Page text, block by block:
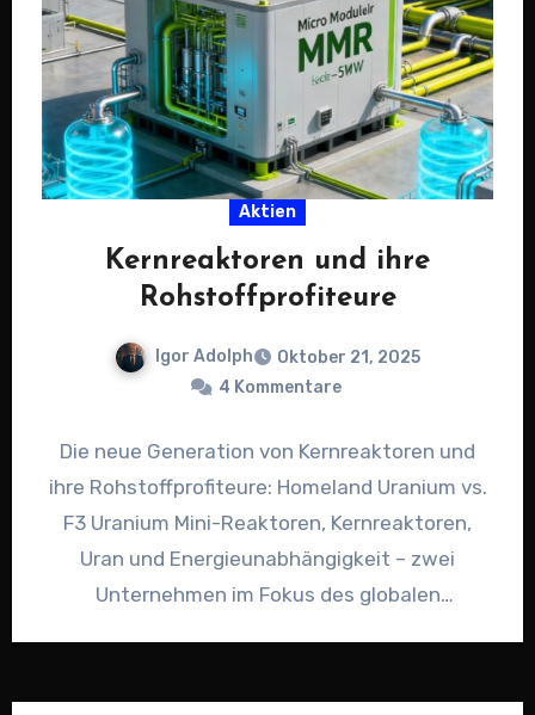
Aktien
Kernreaktoren und ihre
Rohstoffprofiteure
Igor Adolph
Oktober 21, 2025
4 Kommentare
Die neue Generation von Kernreaktoren und
ihre Rohstoffprofiteure: Homeland Uranium vs.
F3 Uranium Mini-Reaktoren, Kernreaktoren,
Uran und Energieunabhängigkeit – zwei
Unternehmen im Fokus des globalen